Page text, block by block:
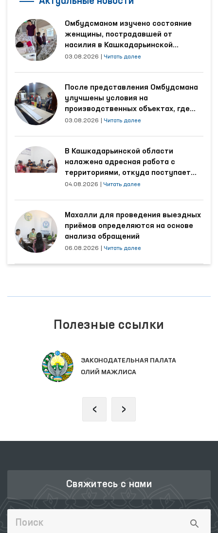
Омбудсманом изучено состояние
женщины, пострадавшей от
насилия в Кашкадарьинской
области
03.08.2026 Читать далее
После представления Омбудсмана
улучшены условия на
производственных объектах, где
трудятся осуждённые
03.08.2026 Читать далее
В Кашкадарьинской области
налажена адресная работа с
территориями, откуда поступает
наибольшее количество обращений
04.08.2026 Читать далее
Махалли для проведения выездных
приёмов определяются на основе
анализа обращений
06.08.2026 Читать далее
Полезные ссылки
ЗАКОНОДАТЕЛЬНАЯ ПАЛАТА
ОЛИЙ МАЖЛИСА
‹ ›
Свяжитесь с нами